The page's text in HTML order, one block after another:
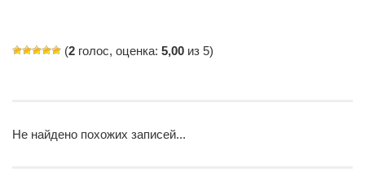
(2 голос, оценка: 5,00 из 5)
Не найдено похожих записей...